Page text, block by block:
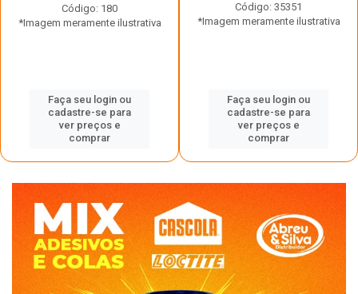
Código: 180
*Imagem meramente ilustrativa
Faça seu login ou
cadastre-se para
ver preços e
comprar
Código: 35351
*Imagem meramente ilustrativa
Faça seu login ou
cadastre-se para
ver preços e
comprar